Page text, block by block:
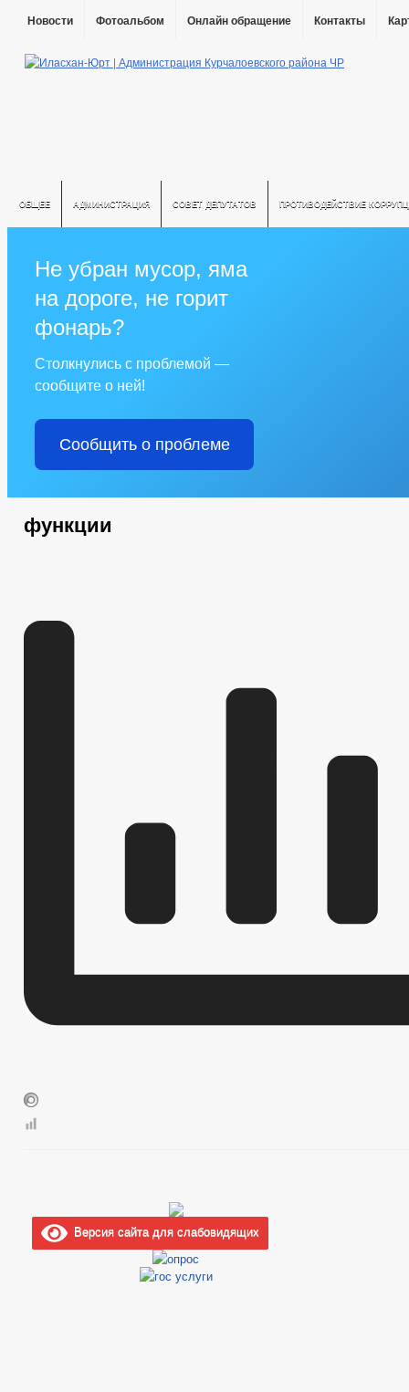
Новости Фотоальбом Онлайн обращение Контакты
ОБЩЕЕ АДМИНИСТРАЦИЯ СОВЕТ ДЕПУТАТОВ ПРОТИВОДЕЙСТВИЕ
Не убран мусор, яма
на дороге, не горит
фонарь?
Столкнулись с проблемой —
сообщите о ней!
Сообщить о проблеме
функции
Версия сайта для слабовидящих